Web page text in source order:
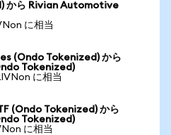
から Rivian Automotive
に相当
(Ondo Tokenized) から
Tokenized)
に相当
(Ondo Tokenized) から
Tokenized)
に相当